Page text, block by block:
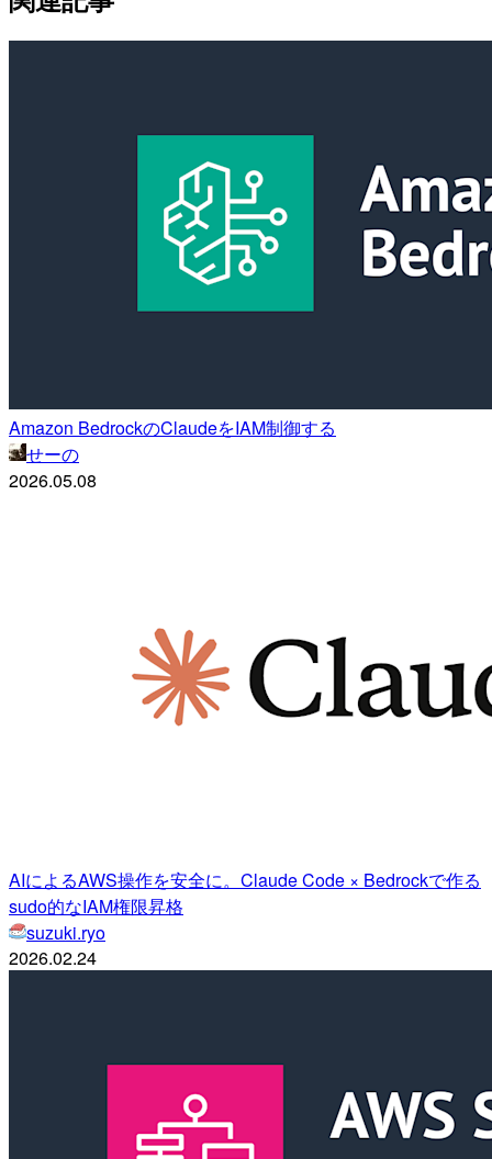
Amazon BedrockのClaudeをIAM制御する
せーの
2026.05.08
AIによるAWS操作を安全に。Claude Code × Bedrockで作る
sudo的なIAM権限昇格
suzuki.ryo
2026.02.24